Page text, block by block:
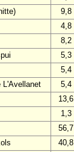
9,8
4,8
8,2
5,3
5,4
L'Avellanet 5,4
13,6
1,3
56,7
40,8